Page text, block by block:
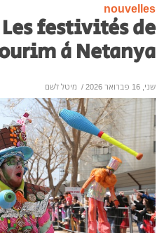
nouvelles
festivités de
à Netanya
שני, 16 פברואר 2026 / מיטל לשם